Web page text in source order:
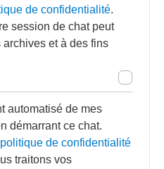
de confidentialité.
session de chat peut
et à des fins
automatisé de mes
démarrant ce chat.
politique de confidentialité
traitons vos